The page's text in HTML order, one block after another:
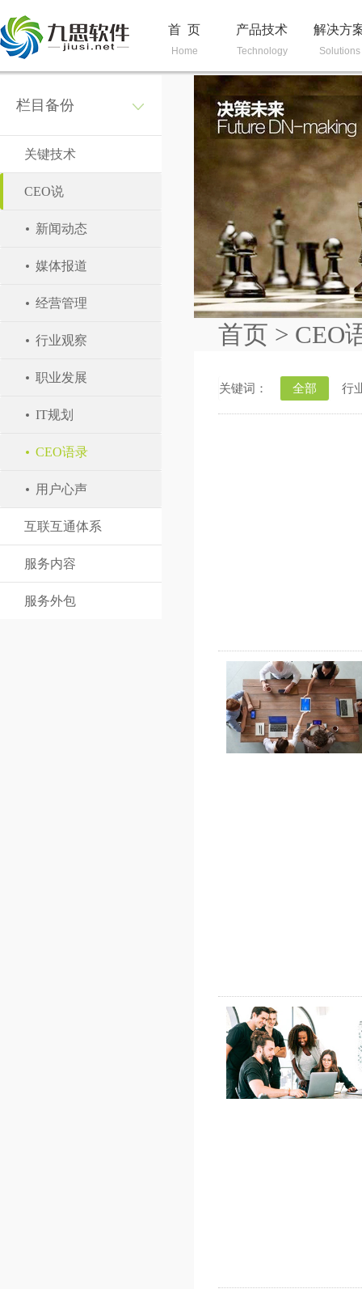
首 页
Home
产品技术
Technology
解决方
Solutions
栏目备份
关键技术
CEO说
新闻动态
媒体报道
经营管理
行业观察
职业发展
IT规划
CEO语录
用户心声
互联互通体系
服务内容
服务外包
首页 > CEO
关键词： 全部 行